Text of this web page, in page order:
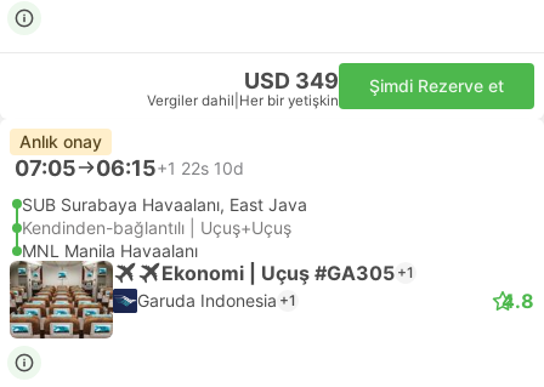
USD 349
Vergiler dahil Her bir yetişkin
Şimdi Rezerve et
Anlık onay
07:05 06:15+1 22s 10d
SUB Surabaya Havaalanı, East Java
Kendinden-bağlantılı | Uçuş+Uçuş
MNL Manila Havaalanı
Ekonomi | Uçuş #GA305 +1
Garuda Indonesia +1 4.8